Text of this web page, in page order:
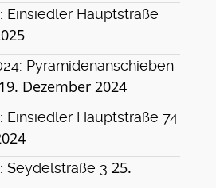
Einsiedler Hauptstraße
Pyramidenanschieben
19. Dezember 2024
Einsiedler Hauptstraße 74
Seydelstraße 3 25.